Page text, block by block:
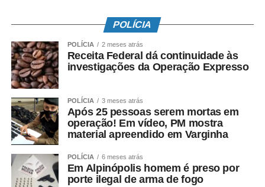
POLÍCIA
POLÍCIA 2 meses atrás
Receita Federal dá continuidade às
investigações da Operação Expresso
POLÍCIA 3 meses atrás
Após 25 pessoas serem mortas em
operação! Em vídeo, PM mostra
material apreendido em Varginha
POLÍCIA 6 meses atrás
Em Alpinópolis homem é preso por
porte ilegal de arma de fogo